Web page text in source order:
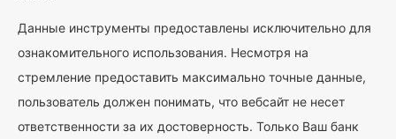
Данные инструменты предоставлены исключительно для
ознакомительного использования. Несмотря на
стремление предоставить максимально точные данные,
пользователь должен понимать, что вебсайт не несет
ответственности за их достоверность. Только Ваш банк